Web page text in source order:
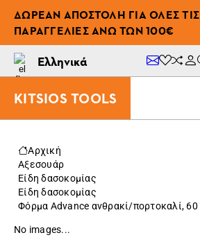
ΔΩΡΕΆΝ ΑΠΟΣΤΟΛΉ ΓΙΑ ΌΛΕΣ ΤΙΣ
ΠΑΡΑΓΓΕΛΊΕΣ ΆΝΩ ΤΩΝ 100€
Ελληνικά
KITSIOS TOOLS
Αρχική
Αξεσουάρ
Είδη δασοκομίας
Είδη δασοκομίας
Φόρμα Advance ανθρακί/πορτοκαλί, 60
No images...